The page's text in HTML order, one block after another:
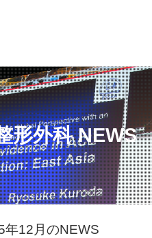
形外科 NEWS
年12月のNEWS